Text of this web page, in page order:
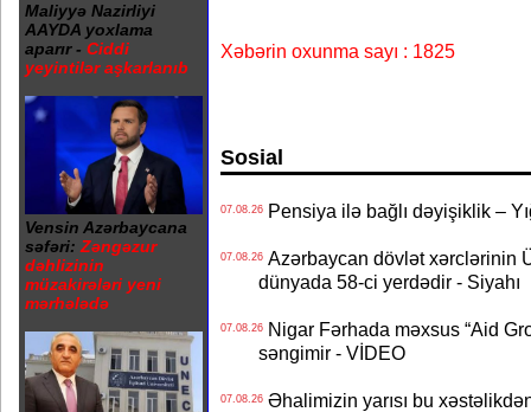
Maliyyə Nazirliyi
AAYDA yoxlama
aparır - Ciddi
yeyintilər aşkarlanıb
Vensin Azərbaycana
səfəri: Zəngəzur
dəhlizinin
müzakirələri yeni
mərhələdə
Xəbərin oxunma sayı : 1825
Sosial
07.08.26Pensiya ilə bağlı dəyişiklik –
07.08.26Azərbaycan dövlət xərclərinin
dünyada 58-ci yerdədir - Siyahı
07.08.26Nigar Fərhada məxsus “Aid
səngimir - VİDEO
07.08.26Əhalimizin yarısı bu